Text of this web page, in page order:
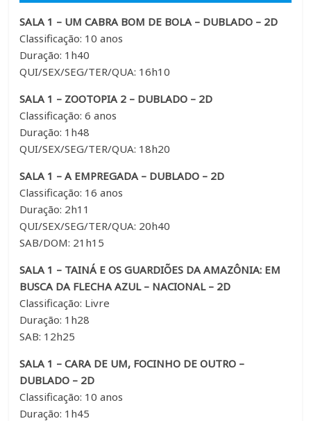
SALA 1 – UM CABRA BOM DE BOLA – DUBLADO – 2D
Classificação: 10 anos
Duração: 1h40
QUI/SEX/SEG/TER/QUA: 16h10
SALA 1 – ZOOTOPIA 2 – DUBLADO – 2D
Classificação: 6 anos
Duração: 1h48
QUI/SEX/SEG/TER/QUA: 18h20
SALA 1 – A EMPREGADA – DUBLADO – 2D
Classificação: 16 anos
Duração: 2h11
QUI/SEX/SEG/TER/QUA: 20h40
SAB/DOM: 21h15
SALA 1 – TAINÁ E OS GUARDIÕES DA AMAZÔNIA: EM
BUSCA DA FLECHA AZUL – NACIONAL – 2D
Classificação: Livre
Duração: 1h28
SAB: 12h25
SALA 1 – CARA DE UM, FOCINHO DE OUTRO –
DUBLADO – 2D
Classificação: 10 anos
Duração: 1h45